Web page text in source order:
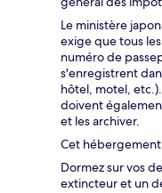
Le ministère
exige que tous
numéro de
s'enregistrent
hôtel, motel,
doivent
et les archiver.
Cet hébergement
Dormez sur vos
extincteur et un